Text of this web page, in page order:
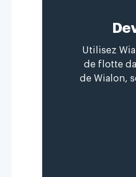
Utilisez
de flotte
de Wialon,